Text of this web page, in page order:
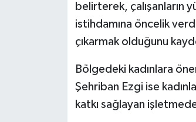
belirterek, çalışanların
istihdamına öncelik
çıkarmak olduğunu
Bölgedeki kadınlara
Şehriban Ezgi ise
katkı sağlayan